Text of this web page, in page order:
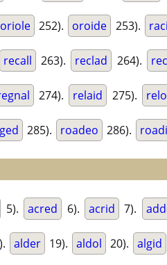
oriole 252). oroide 253).
recall 263). reclad 264).
274). relaid 275).
285). roadeo 286).
5). acred 6). acrid 7).
alder 19). aldol 20). algid